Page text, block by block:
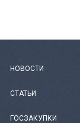
НОВОСТИ
СТАТЬИ
ГОСЗАКУПКИ